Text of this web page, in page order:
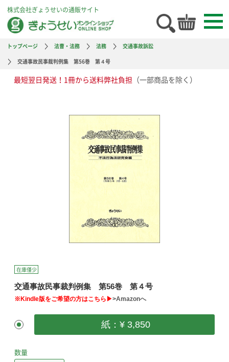
株式会社ぎょうせいの通販サイト
トップページ 法曹・法務 法務
交通事故訴訟
交通事故民事裁判例集 第56巻 第４号
最短翌日発送！1冊から送料弊社負担 （一部商品を除く）
在庫僅少
交通事故民事裁判例集 第56巻 第４号
※Kindle版をご希望の方はこちら▶>Amazonへ
紙：¥ 3,850
数量